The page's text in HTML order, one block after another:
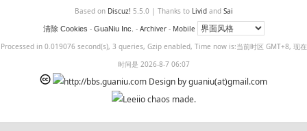
Based on Discuz! 5.5.0 | Thanks to Lividand Sai
清除 Cookies - GuaNiu Inc. - Archiver- Mobile
Processed in 0.019076 second(s), 3 queries, Gzip enabled, Time now is:当前时区 GMT+8, 现在
时间是 2026-8-7 06:07